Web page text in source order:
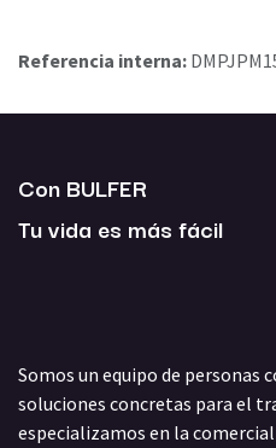
Referencia interna:
Con BULFER
Tu vida es más fácil
Somos un equipo de
soluciones concretas para el
especializamos en la